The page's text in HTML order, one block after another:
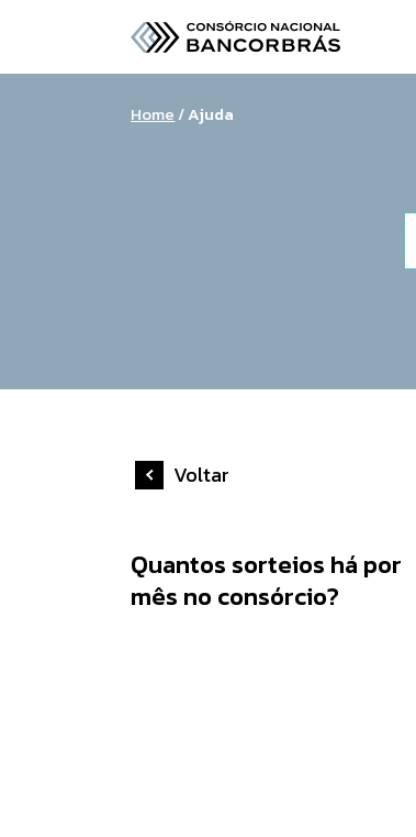
Home /Ajuda
Voltar
Quantos sorteios há por
mês no consórcio?